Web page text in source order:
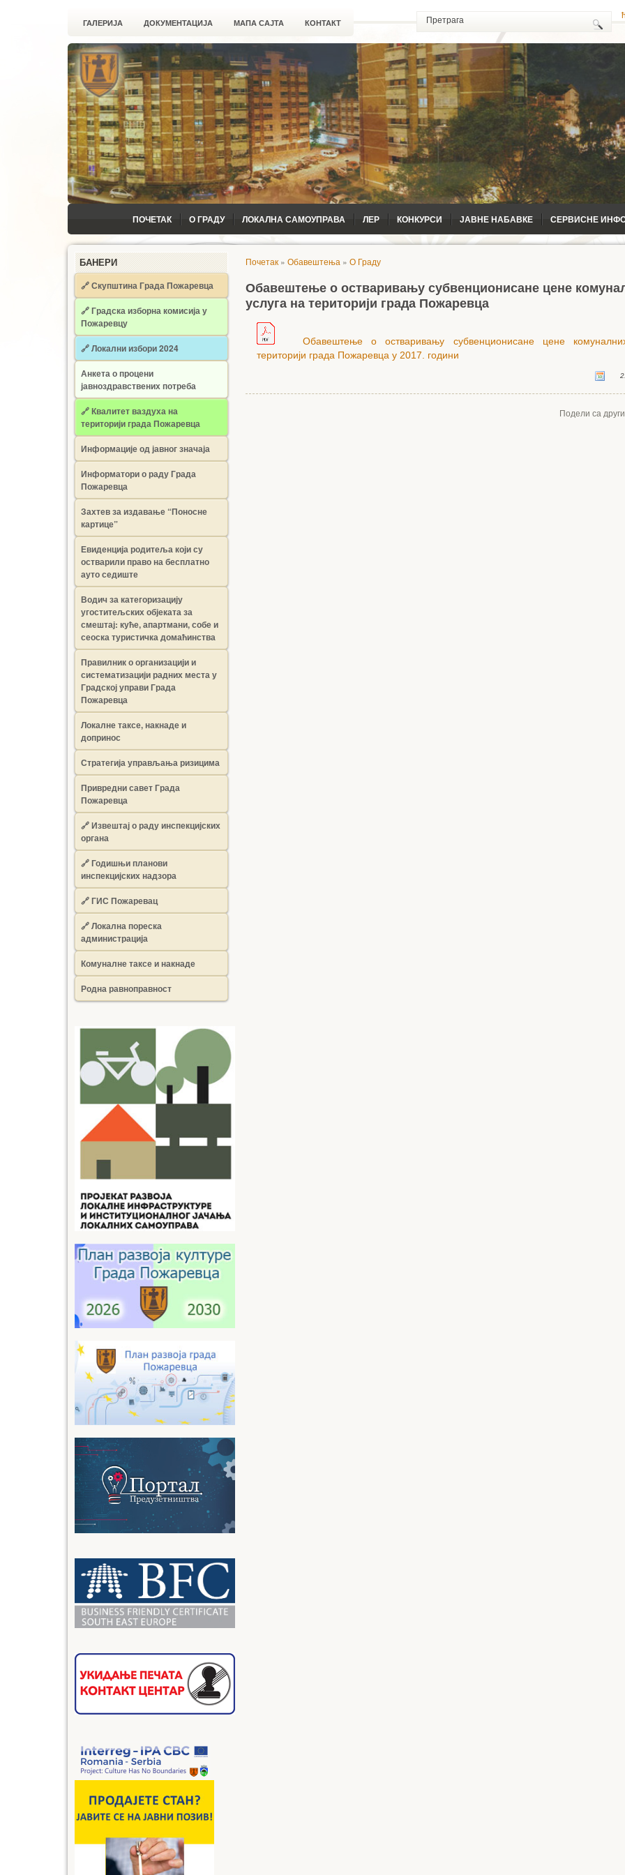
ГАЛЕРИЈА ДОКУМЕНТАЦИЈА МАПА САЈТА КОНТАКТ
ПОЧЕТАК О ГРАДУ ЛОКАЛНА САМОУПРАВА ЛЕР КОНКУРСИ ЈАВНЕ НАБАВКЕ СЕРВИСНЕ
БАНЕРИ
🔗 Скупштина Града Пожаревца
🔗Градска изборна комисија у
Пожаревцу
🔗 Локални избори 2024
Анкета о процени
јавноздравствених потреба
🔗 Квалитет ваздуха на
територији града Пожаревца
Информације од јавног значаја
Информатори о раду Града
Пожаревца
Захтев за издавање “Поносне
картице”
Евиденција родитеља који су
остварили право на бесплатно
ауто седиште
Водич за категоризацију
угоститељских објеката за
смештај: куће, апартмани, собе и
сеоска туристичка домаћинства
Правилник о организацији и
систематизацији радних места у
Градској управи Града
Пожаревца
Локалне таксе, накнаде и
допринос
Стратегија управљања ризицима
Привредни савет Града
Пожаревца
🔗Извештај о раду инспекцијских
органа
🔗Годишњи планови
инспекцијских надзора
🔗 ГИС Пожаревац
🔗 Локална пореска
администрација
Комуналне таксе и накнаде
Родна равноправност
Почетак » Обавештења » О Граду
Обавештење о остваривању субвенционисане цене
услуга на територији града Пожаревца
Обавештење о остваривању субвенционисане цене
територији града Пожаревца у 2017. години
Подели са